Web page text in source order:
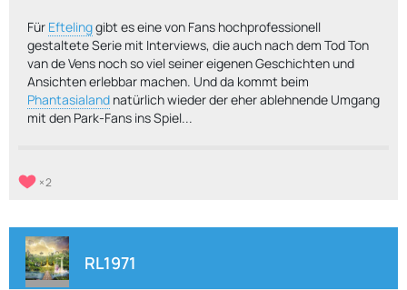
Für Eftelinggibt es eine von Fans hochprofessionell
gestaltete Serie mit Interviews, die auch nach dem Tod Ton
van de Vens noch so viel seiner eigenen Geschichten und
Ansichten erlebbar machen. Und da kommt beim
Phantasialand natürlich wieder der eher ablehnende Umgang
mit den Park-Fans ins Spiel...
2
RL1971